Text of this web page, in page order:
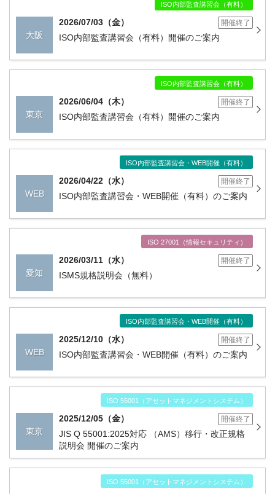
ISO内部監査講習会（有料）
大阪
2026/07/03（金） 開催終了
ISO内部監査講習会（有料）開催のご案内
ISO内部監査講習会（有料）
東京
2026/06/04（木） 開催終了
ISO内部監査講習会（有料）開催のご案内
ISO内部監査講習会・WEB開催（有料）
WEB
2026/04/22（水） 開催終了
ISO内部監査講習会・WEB開催（有料）のご案内
ISO 27001（情報セキュリティ）
愛知
2026/03/11（水） 開催終了
ISMS規格説明会（無料）
ISO内部監査講習会・WEB開催（有料）
WEB
2025/12/10（水） 開催終了
ISO内部監査講習会・WEB開催（有料）のご案内
ISO 55001（アセットマネジメントシステム）
東京
2025/12/05（金） 開催終了
JIS Q 55001:2025対応 （AMS）移行・改正規格
説明会 開催のご案内
ISO 55001（アセットマネジメントシステム）